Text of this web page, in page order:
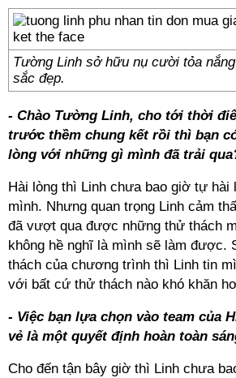
Tường Linh sở hữu nụ cười tỏa
sắc đẹp.
- Chào Tường Linh, cho tới thời
trước thềm chung kết rồi thì bạn
lòng với những gì mình đã trải
Hài lòng thì Linh chưa bao giờ tự hài
mình. Nhưng quan trọng Linh cảm
đã vượt qua được những thử thách
không hề nghĩ là mình sẽ làm được.
thách của chương trình thì Linh tin
với bất cứ thử thách nào khó khăn
- Việc bạn lựa chọn vào team của
vẻ là một quyết định hoàn toàn
Cho đến tận bây giờ thì Linh chưa